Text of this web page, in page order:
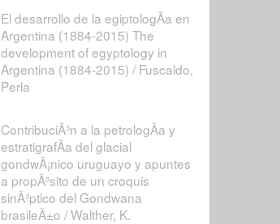
El desarrollo de la egiptologÃ­a en
Argentina (1884-2015) The
development of egyptology in
Argentina (1884-2015) / Fuscaldo,
Perla
ContribuciÃ³n a la petrologÃ­a y
estratigrafÃ­a del glacial
gondwÃ¡nico uruguayo y apuntes
a propÃ³sito de un croquis
sinÃ³ptico del Gondwana
brasileÃ±o / Walther, K.